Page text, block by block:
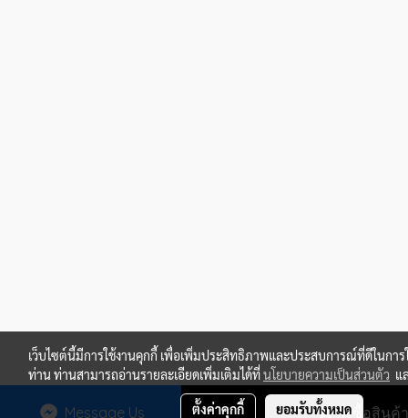
สั่งซื้อสินค้า
Message Us
เว็บไซต์นี้มีการใช้งานคุกกี้ เพื่อเพิ่มประสิทธิภาพและประสบการณ์ที่ดีในการ
ท่าน ท่านสามารถอ่านรายละเอียดเพิ่มเติมได้ที่นโยบายความเป็นส่วนตัว แ
ตั้งค่าคุกกี้ ยอมรับทั้งหมด